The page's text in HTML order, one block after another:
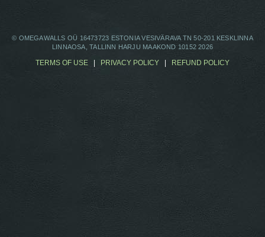
© OMEGAWALLS OÜ 16473723 ESTONIA VESIVÄRAVA TN 50-201 KESKLINNA
LINNAOSA, TALLINN HARJU MAAKOND 10152 2026
TERMS OF USE PRIVACY POLICY REFUND POLICY